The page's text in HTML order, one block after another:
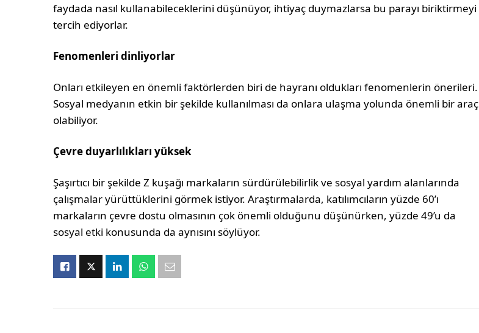
faydada nasıl kullanabileceklerini düşünüyor, ihtiyaç duymazlarsa bu parayı biriktirmeyi
tercih ediyorlar.
Fenomenleri dinliyorlar
Onları etkileyen en önemli faktörlerden biri de hayranı oldukları fenomenlerin önerileri.
Sosyal medyanın etkin bir şekilde kullanılması da onlara ulaşma yolunda önemli bir araç
olabiliyor.
Çevre duyarlılıkları yüksek
Şaşırtıcı bir şekilde Z kuşağı markaların sürdürülebilirlik ve sosyal yardım alanlarında
çalışmalar yürüttüklerini görmek istiyor. Araştırmalarda, katılımcıların yüzde 60’ı
markaların çevre dostu olmasının çok önemli olduğunu düşünürken, yüzde 49’u da
sosyal etki konusunda da aynısını söylüyor.